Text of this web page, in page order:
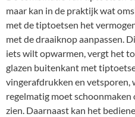
maar kan in de praktijk wat
met de tiptoetsen het
met de draaiknop aanpassen.
iets wilt opwarmen, vergt het
glazen buitenkant met
vingerafdrukken en vetsporen,
regelmatig moet
zien. Daarnaast kan het